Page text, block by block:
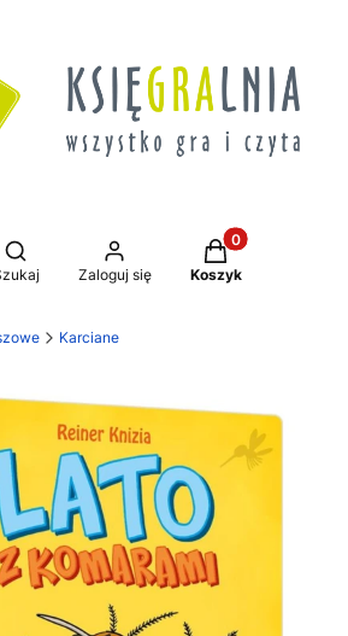
Otwórz wyszukiwarkę
Zaloguj się
Produkty w
Koszyk
Karciane